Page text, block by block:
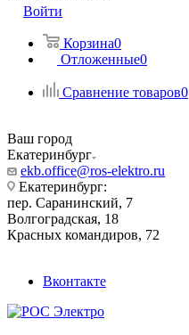
Войти
Корзина0
Отложенные0
Сравнение товаров0
Ваш город
Екатеринбург
ekb.office@ros-elektro.ru
Екатеринбург:
пер. Саранинский, 7
Волгоградская, 18
Красных командиров, 72
Вконтакте